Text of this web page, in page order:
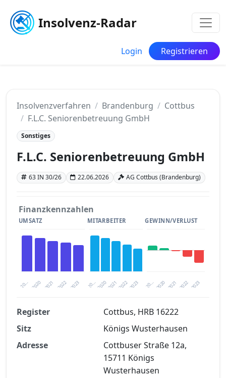
Insolvenz-Radar
Login Registrieren
Insolvenzverfahren Brandenburg
Cottbus
F.L.C. Seniorenbetreuung GmbH
Sonstiges
F.L.C. Seniorenbetreuung GmbH
63 IN 30/26 22.06.2026 AG Cottbus (Brandenburg)
Finanzkennzahlen
UMSATZ
20… 2021 2023
2020 2022
MITARBEITER
20… 2021 2023
2020 2022
GEWINN/VERLUST
20… 2021 2023
2020 2022
Finanzkennzahlen nach kostenloser
Registrierung verfügbar
Jetzt kostenlos registrieren
Register
Cottbus, HRB 16222
Sitz
Königs Wusterhausen
Adresse
Cottbuser Straße 12a,
15711 Königs
Wusterhausen